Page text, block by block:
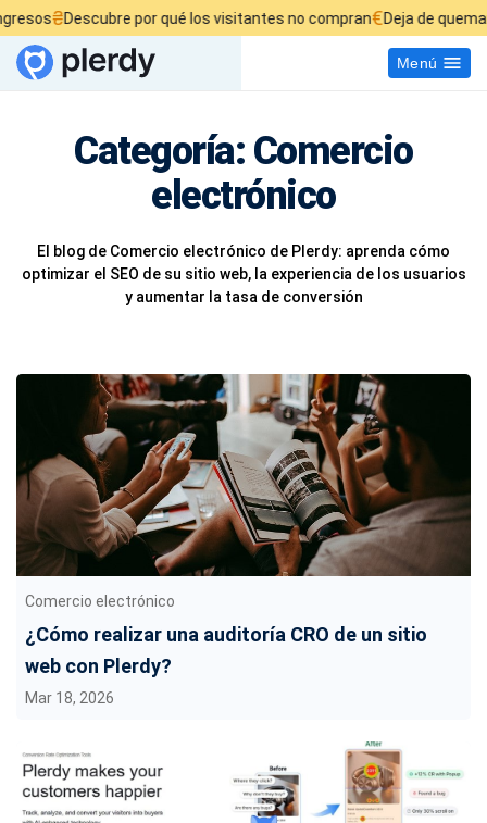
Descubre por qué los visitantes no compran€Deja de quemar tu
Menú
Categoría: Comercio
electrónico
El blog de Comercio electrónico de Plerdy: aprenda cómo
optimizar el SEO de su sitio web, la experiencia de los usuarios
y aumentar la tasa de conversión
Comercio electrónico
¿Cómo realizar una auditoría CRO de un sitio
web con Plerdy?
Mar 18, 2026